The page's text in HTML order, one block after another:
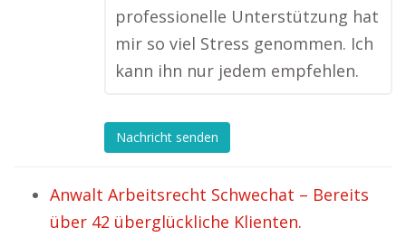
professionelle Unterstützung hat
mir so viel Stress genommen. Ich
kann ihn nur jedem empfehlen.
Nachricht senden
Anwalt Arbeitsrecht Schwechat – Bereits
über 42 überglückliche Klienten.